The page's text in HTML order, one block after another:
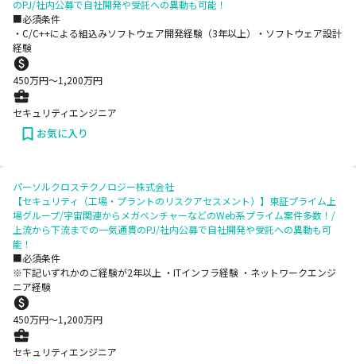
のPJ/社内公募で自社開発や受託への異動も可能！
■必須条件
・C/C++による組込みソフトウェア開発経験（3年以上）​ ・ソフトウェア設計
経験
450万円〜1,200万円
セキュリティエンジニア
お気に入り
パーソルクロステクノロジー株式会社
【セキュリティ（工場・プラントのリスクアセスメント）】東証プライム上
場グループ/宇宙関連からメガベンチャーなどのWeb系プライム案件多数！/
上流から下流までの一気通貫のPJ/社内公募で自社開発や受託への異動も可
能！
■必須条件
※下記いずれかのご経験が2年以上 ・ITインフラ経験 ・ネットワークエンジ
ニア経験
450万円〜1,200万円
セキュリティエンジニア